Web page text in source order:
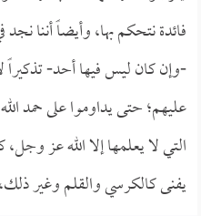
فائدة نتحكم بها، وأيضاً أننا
-وإن كان ليس فيها أحد- تذكيراً
عليهم؛ حتى يداوموا على حمد
التي لا يعلمها إلا الله عز
يفنى كالكرسي والقلم وغير